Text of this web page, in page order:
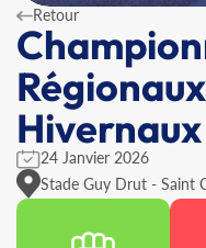
Retour
Hivernaux
24 Janvier 2026
Stade Guy Drut - Saint